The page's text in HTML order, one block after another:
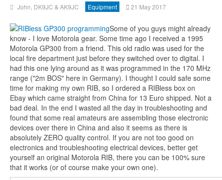
John, DK9JC & AK9JC Equipment 21 May 2017
Some of you guys might already
know - I love Motorola gear. Some time ago I received a 1995
Motorola GP300 from a friend. This old radio was used for the
local fire department just before they switched over to digital. I
had this one lying around as it was programmed in the 170 MHz
range ("2m BOS" here in Germany). I thought I could safe some
time for making my own RIB, so I ordered a RIBless box on
Ebay which came straight from China for 13 Euro shipped. Not a
bad deal. In the end I wasted all the day in troubleshooting and
found that some real amateurs are assembling those electronic
devices over there in China and also it seems as there is
absolutely ZERO quality control. If you are not too good on
electronics and troubleshooting electrical devices, better get
yourself an original Motorola RIB, there you can be 100% sure
that it works (or of course make your own one).